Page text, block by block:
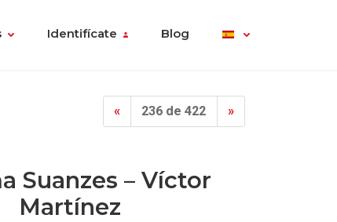
Identifícate Blog
« 236 de 422 »
Suanzes – Víctor
Martínez